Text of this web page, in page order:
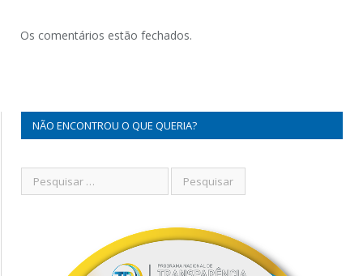
Os comentários estão fechados.
NÃO ENCONTROU O QUE QUERIA?